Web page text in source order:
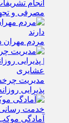
مصرفی و
مردم مهران
پذیرایی